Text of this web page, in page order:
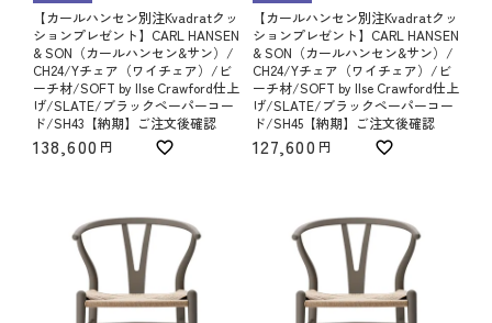
【カールハンセン別注Kvadratクッ
ションプレゼント】CARL HANSEN
& SON（カールハンセン&サン）/
CH24/Yチェア（ワイチェア）/ビ
ーチ材/SOFT by Ilse Crawford仕上
げ/SLATE/ブラックペーパーコー
ド/SH43【納期】ご注文後確認
138,600
【カールハンセン別注Kvadratクッ
ションプレゼント】CARL HANSEN
& SON（カールハンセン&サン）/
CH24/Yチェア（ワイチェア）/ビ
ーチ材/SOFT by Ilse Crawford仕上
げ/SLATE/ブラックペーパーコー
ド/SH45【納期】ご注文後確認
127,600